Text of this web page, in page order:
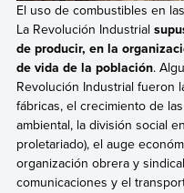
El uso de combustibles en
La Revolución Industrial
de producir, en la
de vida de la población.
Revolución Industrial fueron
fábricas, el crecimiento de
ambiental, la división social
proletariado), el auge
organización obrera y
comunicaciones y el